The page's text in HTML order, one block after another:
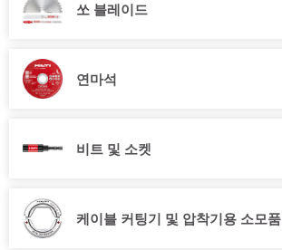
쏘 블레이드
연마석
비트 및 소켓
케이블 커팅기 및 압착기용 소모품